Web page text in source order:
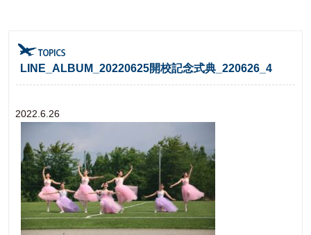
LINE_ALBUM_20220625開校記念式典_220626_4
2022.6.26